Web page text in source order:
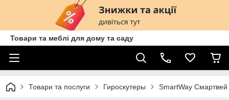
Товари та меблі для дому та саду
Товари та послуги Гироскутеры SmartWay